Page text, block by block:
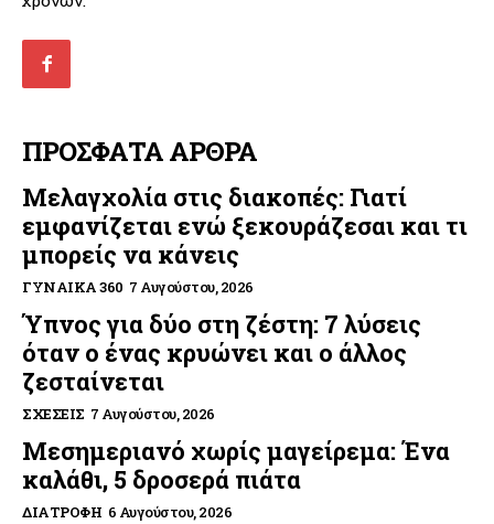
ΠΡΟΣΦΑΤΑ ΑΡΘΡΑ
Μελαγχολία στις διακοπές: Γιατί
εμφανίζεται ενώ ξεκουράζεσαι και τι
μπορείς να κάνεις
ΓΥΝΑΊΚΑ 360 7 Αυγούστου, 2026
Ύπνος για δύο στη ζέστη: 7 λύσεις
όταν ο ένας κρυώνει και ο άλλος
ζεσταίνεται
ΣΧΈΣΕΙΣ 7 Αυγούστου, 2026
Μεσημεριανό χωρίς μαγείρεμα: Ένα
καλάθι, 5 δροσερά πιάτα
ΔΙΑΤΡΟΦΉ 6 Αυγούστου, 2026